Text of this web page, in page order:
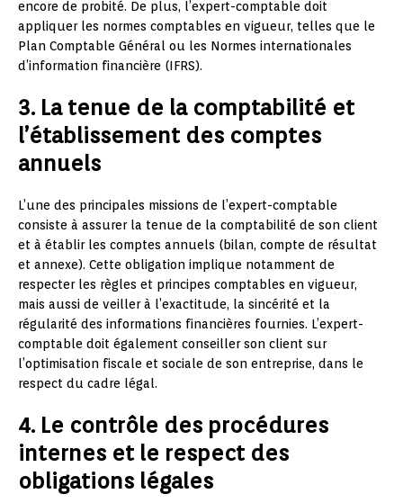
encore de probité. De plus, l’expert-comptable doit
appliquer les normes comptables en vigueur, telles que le
Plan Comptable Général ou les Normes internationales
d’information financière (IFRS).
3. La tenue de la comptabilité et
l’établissement des comptes
annuels
L’une des principales missions de l’expert-comptable
consiste à assurer la tenue de la comptabilité de son client
et à établir les comptes annuels (bilan, compte de résultat
et annexe). Cette obligation implique notamment de
respecter les règles et principes comptables en vigueur,
mais aussi de veiller à l’exactitude, la sincérité et la
régularité des informations financières fournies. L’expert-
comptable doit également conseiller son client sur
l’optimisation fiscale et sociale de son entreprise, dans le
respect du cadre légal.
4. Le contrôle des procédures
internes et le respect des
obligations légales